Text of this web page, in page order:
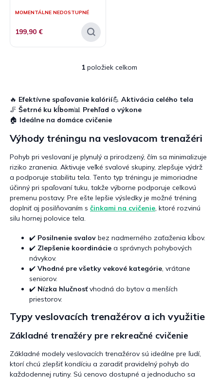
MOMENTÁLNE NEDOSTUPNÉ
199,90 €
O
á
d
a
i
e
p
r
v
k
y
v
ý
s
u
1položiek celkom
🔥 Efektívne spaľovanie kalórií💪 Aktivácia celého tela
🦵 Šetrné ku kĺbom📊 Prehľad o výkone
🏠 Ideálne na domáce cvičenie
Výhody tréningu na veslovacom trenažéri
Pohyb pri veslovaní je plynulý a prirodzený, čím sa minimalizuje
riziko zranenia. Aktivuje veľké svalové skupiny, zlepšuje výdrž
a podporuje stabilitu tela. Tento typ tréningu je mimoriadne
účinný pri spaľovaní tuku, takže výborne podporuje celkovú
premenu postavy. Pre ešte lepšie výsledky je možné tréning
doplniť aj posilňovaním s činkami na cvičenie, ktoré rozvinú
silu hornej polovice tela.
✔️ Posilnenie svalov bez nadmerného zaťaženia kĺbov.
✔️ Zlepšenie koordinácie a správnych pohybových
návykov.
✔️ Vhodné pre všetky vekové kategórie, vrátane
seniorov.
✔️ Nízka hlučnosť vhodná do bytov a menších
priestorov.
Typy veslovacích trenažérov a ich využitie
Základné trenažéry pre rekreačné cvičenie
Základné modely veslovacích trenažérov sú ideálne pre ľudí,
ktorí chcú zlepšiť kondíciu a zaradiť pravidelný pohyb do
každodennej rutiny. Sú cenovo dostupné a jednoducho sa